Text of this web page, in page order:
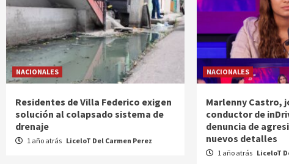
NACIONALES
Residentes de Villa Federico exigen
solución al colapsado sistema de
drenaje
1 año atrás LiceloT Del Carmen Perez
NACIONALES
Marlenny Castro,
conductor de
denuncia de
nuevos detalles
1 año atrás LiceloT